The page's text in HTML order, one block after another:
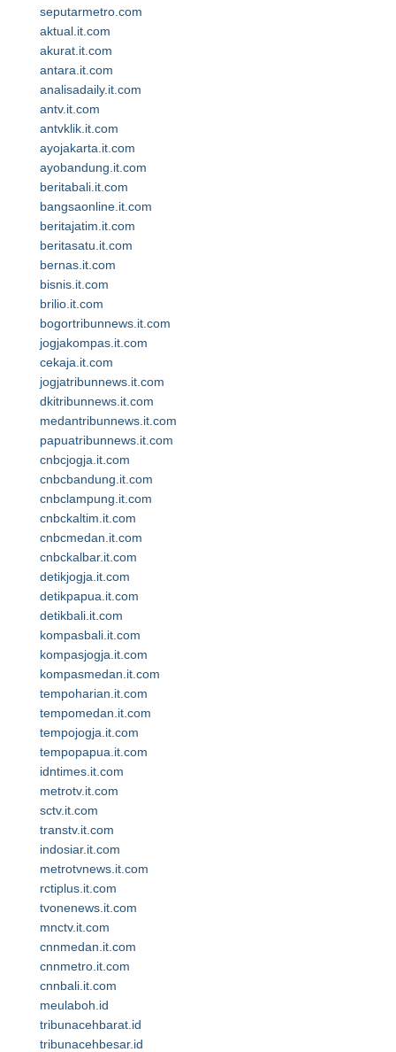
seputarmetro.com
aktual.it.com
akurat.it.com
antara.it.com
analisadaily.it.com
antv.it.com
antvklik.it.com
ayojakarta.it.com
ayobandung.it.com
beritabali.it.com
bangsaonline.it.com
beritajatim.it.com
beritasatu.it.com
bernas.it.com
bisnis.it.com
brilio.it.com
bogortribunnews.it.com
jogjakompas.it.com
cekaja.it.com
jogjatribunnews.it.com
dkitribunnews.it.com
medantribunnews.it.com
papuatribunnews.it.com
cnbcjogja.it.com
cnbcbandung.it.com
cnbclampung.it.com
cnbckaltim.it.com
cnbcmedan.it.com
cnbckalbar.it.com
detikjogja.it.com
detikpapua.it.com
detikbali.it.com
kompasbali.it.com
kompasjogja.it.com
kompasmedan.it.com
tempoharian.it.com
tempomedan.it.com
tempojogja.it.com
tempopapua.it.com
idntimes.it.com
metrotv.it.com
sctv.it.com
transtv.it.com
indosiar.it.com
metrotvnews.it.com
rctiplus.it.com
tvonenews.it.com
mnctv.it.com
cnnmedan.it.com
cnnmetro.it.com
cnnbali.it.com
meulaboh.id
tribunacehbarat.id
tribunacehbesar.id